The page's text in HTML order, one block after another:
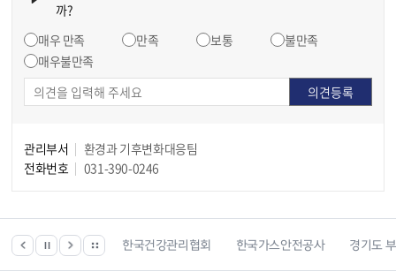
까?
매우 만족
만족 보통
불만족
매우불만족
관리부서
환경과 기후변화대응팀
전화번호
031-390-0246
등 위치찾기서비스 한국건강관리협회 한국가스안전공사 경기도